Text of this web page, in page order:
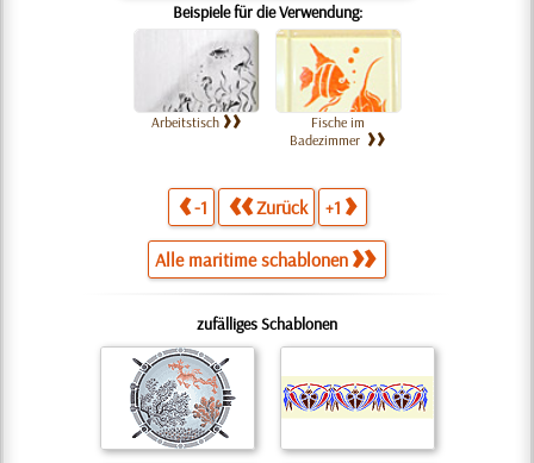
Beispiele für die Verwendung:
Arbeitstisch
Fische im
Badezimmer
-1 Zurück +1
Alle maritime schablonen
zufälliges Schablonen